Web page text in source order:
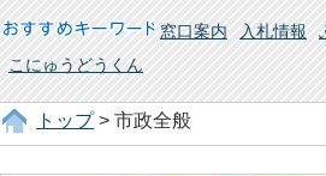
おすすめキーワード 窓口案内 入札情報
こにゅうどうくん
トップ> 市政全般